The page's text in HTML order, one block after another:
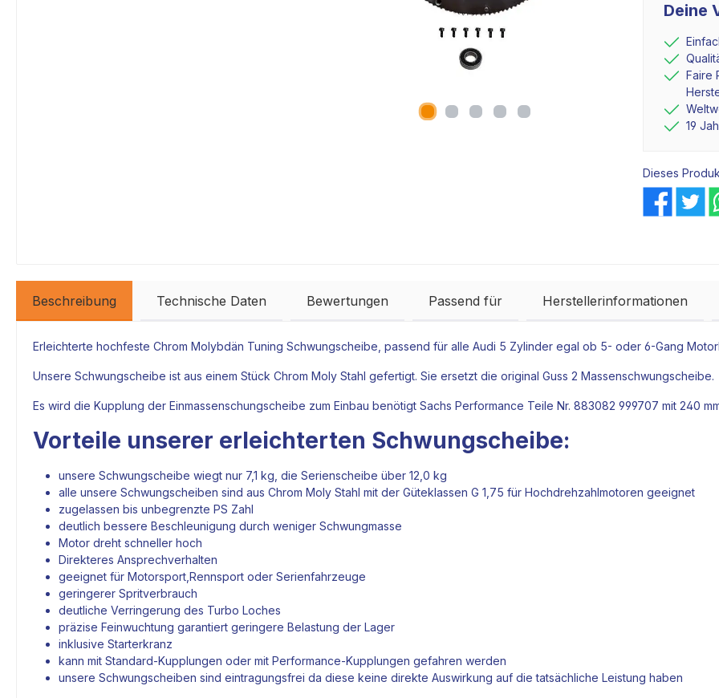
Deine
Faire
19
Dieses
Beschreibung Technische Daten Bewertungen Passend für Herstellerinformationen
Erleichterte hochfeste Chrom Molybdän Tuning Schwungscheibe, passend für alle Audi 5 Zylinder egal ob 5- oder 6-Gang
Unsere Schwungscheibe ist aus einem Stück Chrom Moly Stahl gefertigt. Sie ersetzt die original Guss 2 Massenschwungscheibe.
Es wird die Kupplung der Einmassenschungscheibe zum Einbau benötigt Sachs Performance Teile Nr. 883082 999707 mit 240
Vorteile unserer erleichterten Schwungscheibe:
unsere Schwungscheibe wiegt nur 7,1 kg, die Serienscheibe über 12,0 kg
alle unsere Schwungscheiben sind aus Chrom Moly Stahl mit der Güteklassen G 1,75 für Hochdrehzahlmotoren geeignet
zugelassen bis unbegrenzte PS Zahl
deutlich bessere Beschleunigung durch weniger Schwungmasse
Motor dreht schneller hoch
Direkteres Ansprechverhalten
geeignet für Motorsport,Rennsport oder Serienfahrzeuge
geringerer Spritverbrauch
deutliche Verringerung des Turbo Loches
präzise Feinwuchtung garantiert geringere Belastung der Lager
inklusive Starterkranz
kann mit Standard-Kupplungen oder mit Performance-Kupplungen gefahren werden
unsere Schwungscheiben sind eintragungsfrei da diese keine direkte Auswirkung auf die tatsächliche Leistung haben